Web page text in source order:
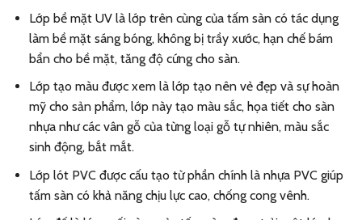
Lớp bề mặt UV là lớp trên cùng của tấm sàn có tác dụng
làm bề mặt sáng bóng, không bị trầy xước, hạn chế bám
bẩn cho bề mặt, tăng độ cứng cho sàn.
Lớp tạo màu được xem là lớp tạo nên vẻ đẹp và sự hoàn
mỹ cho sản phẩm, lớp này tạo màu sắc, họa tiết cho sàn
nhựa như các vân gỗ của từng loại gỗ tự nhiên, màu sắc
sinh động, bắt mắt.
Lớp lót PVC được cấu tạo từ phần chính là nhựa PVC giúp
tấm sàn có khả năng chịu lực cao, chống cong vênh.